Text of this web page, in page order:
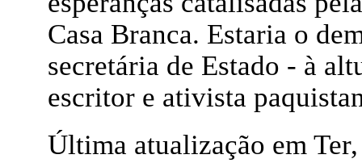
Casa Branca. Estaria o
secretária de Estado - à
escritor e ativista
Última atualização em